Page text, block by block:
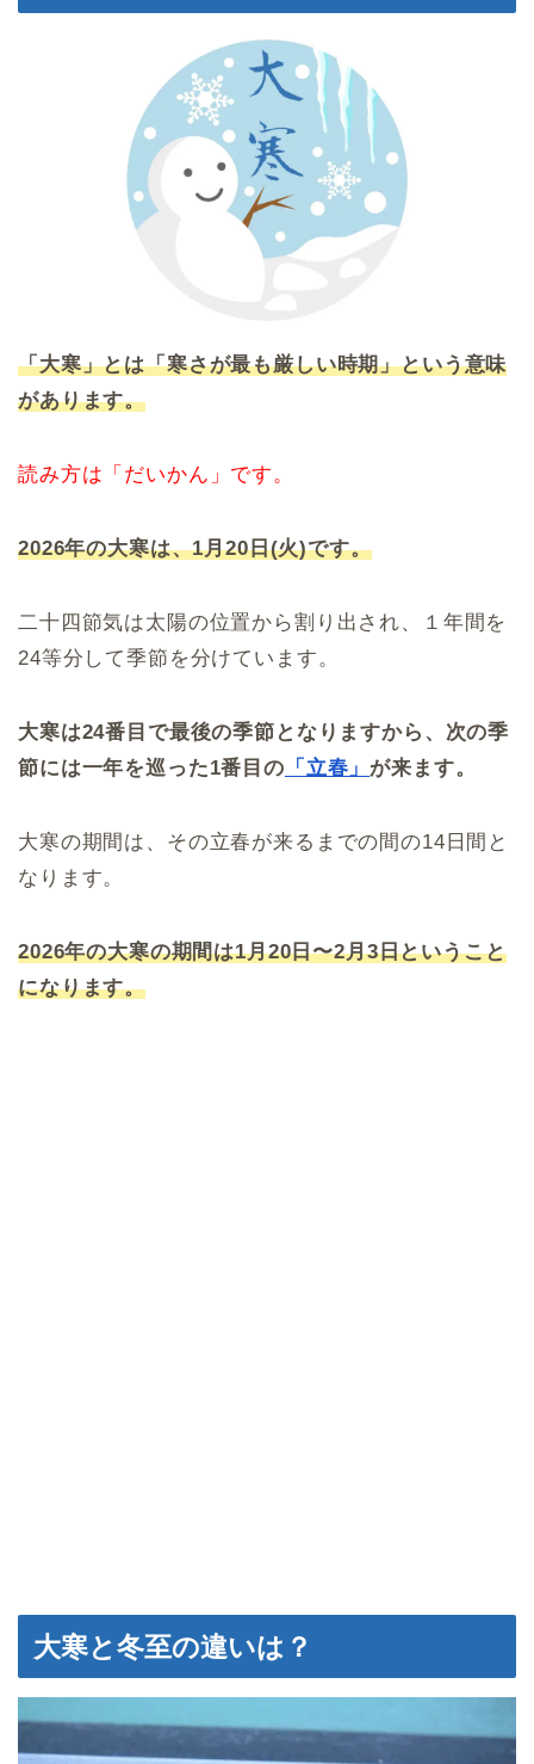
「大寒」とは「寒さが最も厳しい時期」という意味
があります。
読み方は「だいかん」です。
2026年の大寒は、1月20日(火)です。
二十四節気は太陽の位置から割り出され、１年間を
24等分して季節を分けています。
大寒は24番目で最後の季節となりますから、次の季
節には一年を巡った1番目の 「立春」が来ます。
大寒の期間は、その立春が来るまでの間の14日間と
なります。
2026年の大寒の期間は1月20日〜2月3日ということ
になります。
大寒と冬至の違いは？